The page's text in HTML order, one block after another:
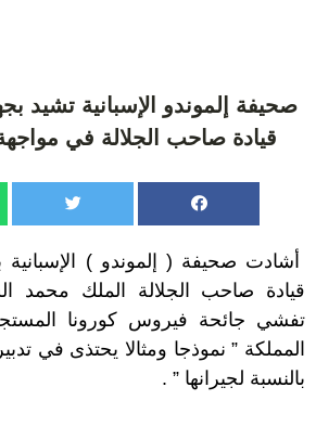
صحيفة إلموندو الإسبانية تشيد
قيادة صاحب الجلالة في
أشادت صحيفة ( إلموندو )
قيادة صاحب الجلالة الملك محمد
تفشي جائحة فيروس كورونا
المملكة ” نموذجا ومثالا يحتذى في
بالنسبة لجيرانها ” .